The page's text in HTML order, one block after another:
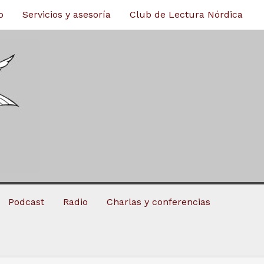
Servicios y asesoría Club de Lectura Nórdica
Podcast Radio Charlas y conferencias